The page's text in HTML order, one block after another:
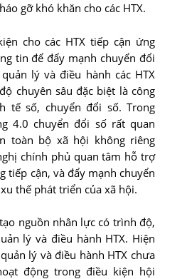
gỡ khó khăn cho các HTX.
cho các HTX tiếp cận ứng
tin để đẩy mạnh chuyển đổi
lý và điều hành các HTX
chuyên sâu đặc biệt là công
tế số, chuyển đổi số. Trong
4.0 chuyển đổi số rất quan
toàn bộ xã hội không riêng
chính phủ quan tâm hỗ trợ
tiếp cận, và đẩy mạnh chuyển
thế phát triển của xã hội.
nguồn nhân lực có trình độ,
lý và điều hành HTX. Hiện
lý và điều hành HTX chưa
động trong điều kiện hội